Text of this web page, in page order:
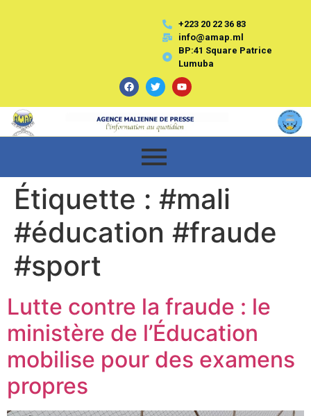
+223 20 22 36 83
info@amap.ml
BP:41 Square Patrice
Lumuba
Étiquette : #mali
#éducation #fraude
#sport
Lutte contre la fraude : le
ministère de l’Éducation
mobilise pour des examens
propres